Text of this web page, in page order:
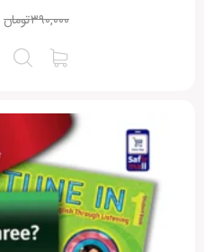
تومان۳۹۰,۰۰۰